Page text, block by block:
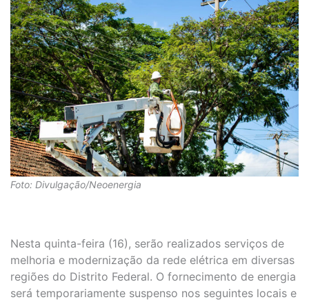
Foto: Divulgação/Neoenergia
Nesta quinta-feira (16), serão realizados serviços de
melhoria e modernização da rede elétrica em diversas
regiões do Distrito Federal. O fornecimento de energia
será temporariamente suspenso nos seguintes locais e